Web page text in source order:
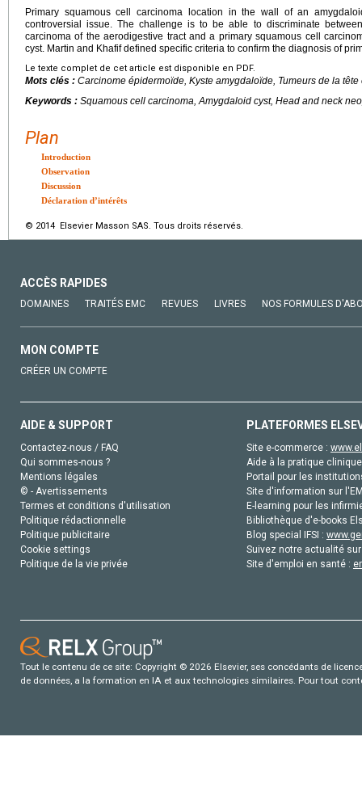
Primary squamous cell carcinoma location in the wall of an
controversial issue. The challenge is to be able to discriminate
carcinoma of the aerodigestive tract and a primary squamous cell
cyst. Martin and Khafif defined specific criteria to confirm the diagnosis of
Le texte complet de cet article est disponible en PDF.
Mots clés : Carcinome épidermoïde, Kyste amygdaloïde, Tumeurs de la tête
Keywords : Squamous cell carcinoma, Amygdaloid cyst, Head and neck
Plan
Introduction
Observation
Discussion
Déclaration d’intérêts
© 2014 Elsevier Masson SAS. Tous droits réservés.
ACCÈS RAPIDES
DOMAINES TRAITÉS EMC REVUES LIVRES NOS FORMULES
MON COMPTE
CRÉER UN COMPTE
AIDE & SUPPORT
Contactez-nous / FAQ
Qui sommes-nous ?
Mentions légales
© - Avertissements
Termes et conditions d'utilisation
Politique rédactionnelle
Politique publicitaire
Cookie settings
Politique de la vie privée
PLATEFORMES
Site e-commerce :
Aide à la pratique
Portail pour les
Site d'information sur
E-learning pour les
Bibliothèque d'e-books
Blog special IFSI :
Suivez notre actualité
Site d'emploi en santé :
Tout le contenu de ce site: Copyright © 2026 Elsevier, ses concédants de
de données, a la formation en IA et aux technologies similaires. Pour tout